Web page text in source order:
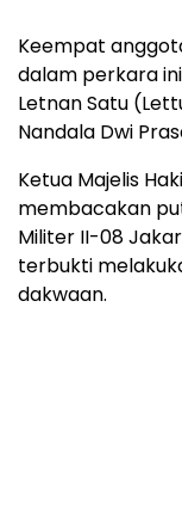
Keempat
dalam perkara
Letnan Satu
Nandala Dwi
Ketua Majelis
membacakan
Militer II-08
terbukti
dakwaan.